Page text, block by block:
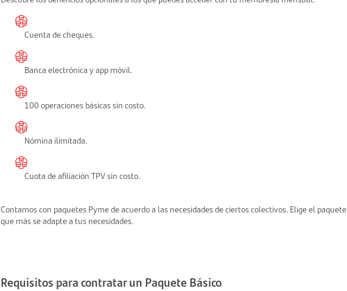
Genera reportes desde tu
terminal GSmart
¡y toma el control de tu negocio!
Cuenta de cheques.
Banca electrónica y app móvil.
100 operaciones básicas sin costo.
Nómina ilimitada.
Cuota de afiliación TPV sin costo.
Contamos con paquetes Pyme de acuerdo a las necesidades de ciertos colectivos. Elige el paquete
que más se adapte a tus necesidades.
Requisitos para contratar un Paquete Básico